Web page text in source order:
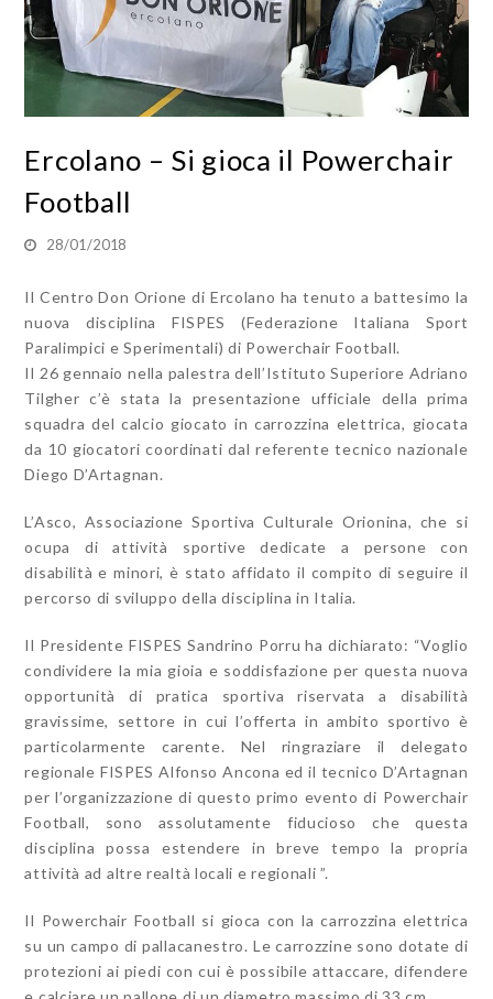
Ercolano – Si gioca il Powerchair
Football
28/01/2018
Il Centro Don Orione di Ercolano ha tenuto a battesimo la
nuova disciplina FISPES (Federazione Italiana Sport
Paralimpici e Sperimentali) di Powerchair Football.
Il 26 gennaio nella palestra dell’Istituto Superiore Adriano
Tilgher c’è stata la presentazione ufficiale della prima
squadra del calcio giocato in carrozzina elettrica, giocata
da 10 giocatori coordinati dal referente tecnico nazionale
Diego D’Artagnan.
L’Asco, Associazione Sportiva Culturale Orionina, che si
ocupa di attività sportive dedicate a persone con
disabilità e minori, è stato affidato il compito di seguire il
percorso di sviluppo della disciplina in Italia.
Il Presidente FISPES Sandrino Porru ha dichiarato: “Voglio
condividere la mia gioia e soddisfazione per questa nuova
opportunità di pratica sportiva riservata a disabilità
gravissime, settore in cui l’offerta in ambito sportivo è
particolarmente carente. Nel ringraziare il delegato
regionale FISPES Alfonso Ancona ed il tecnico D’Artagnan
per l’organizzazione di questo primo evento di Powerchair
Football, sono assolutamente fiducioso che questa
disciplina possa estendere in breve tempo la propria
attività ad altre realtà locali e regionali ”.
Il Powerchair Football si gioca con la carrozzina elettrica
su un campo di pallacanestro. Le carrozzine sono dotate di
protezioni ai piedi con cui è possibile attaccare, difendere